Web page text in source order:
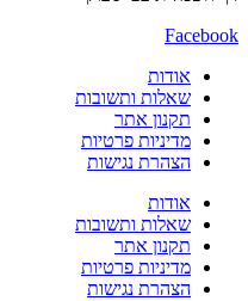
Facebook
אודות
שאלות ותשובות
תקנון אתר
מדיניות פרטיות
הצהרת נגישות
אודות
שאלות ותשובות
תקנון אתר
מדיניות פרטיות
הצהרת נגישות